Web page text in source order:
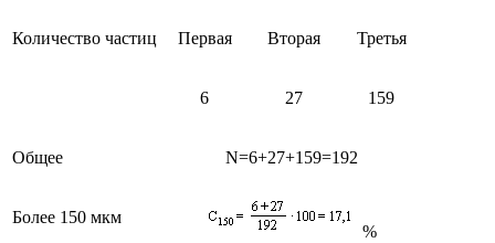
Количество частиц Первая Вторая Третья
6 27 159
Общее N=6+27+159=192
Более 150 мкм
%